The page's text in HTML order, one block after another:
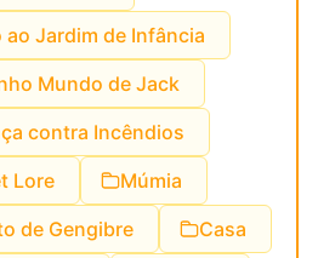
ao Jardim de Infância
Mundo de Jack
contra Incêndios
Lore
Múmia
de Gengibre
Casa